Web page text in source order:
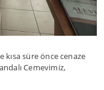
kısa süre önce cenaze
Cemevimiz,